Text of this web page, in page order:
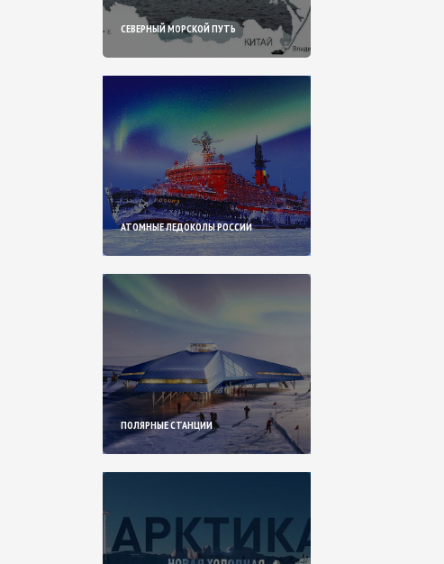
СЕВЕРНЫЙ МОРСКОЙ ПУТЬ
АТОМНЫЕ ЛЕДОКОЛЫ РОССИИ
ПОЛЯРНЫЕ СТАНЦИИ